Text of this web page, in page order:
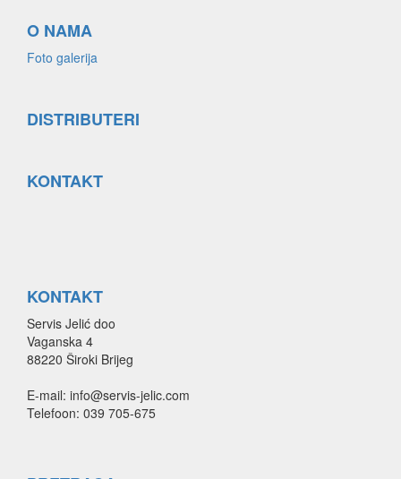
O NAMA
Foto galerija
DISTRIBUTERI
KONTAKT
KONTAKT
Servis Jelić doo
Vaganska 4
88220 Široki Brijeg
E-mail: info@servis-jelic.com
Telefoon: 039 705-675